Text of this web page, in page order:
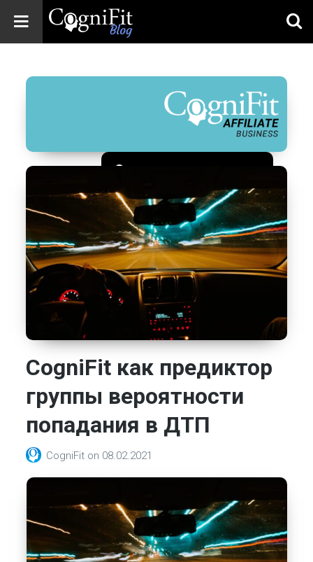
Blog: Brain
Wellness
Зарегистрироваться
CogniFit как предиктор
группы вероятности
попадания в ДТП
CogniFit on 08.02.2021